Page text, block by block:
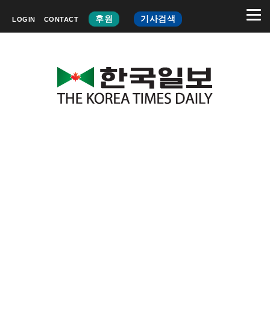
LOGIN CONTACT 후원 기사검색